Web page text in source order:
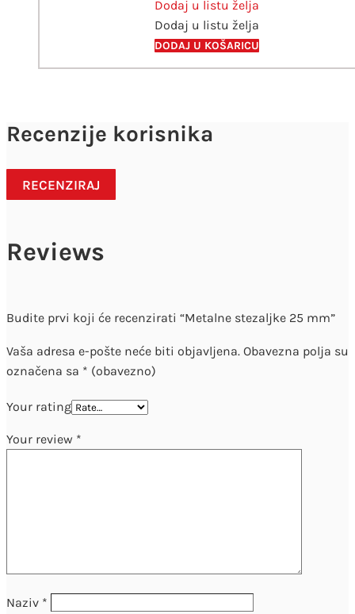
količina
Dodaj u listu želja
Dodaj u listu želja
DODAJ U KOŠARICU
Recenzije korisnika
RECENZIRAJ
Reviews
Budite prvi koji će recenzirati “Metalne stezaljke 25 mm”
Vaša adresa e-pošte neće biti objavljena. Obavezna polja su
označena sa * (obavezno)
Your rating
Your review *
Naziv *